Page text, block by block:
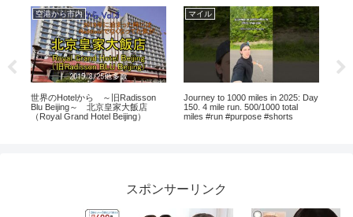
空港から市内
世界のHotelから ～旧Radisson
Blu Beijing～ 北京皇家大飯店
（Royal Grand Hotel Beijing）
マイル
Journey to 1000 miles in 2025: Day
150. 4 mile run. 500/1000 total
miles #run #purpose #shorts
スポンサーリンク